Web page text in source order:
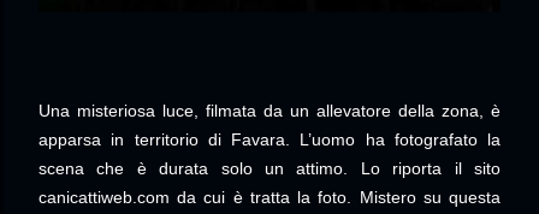
Una misteriosa luce, filmata da un allevatore della zona, è
apparsa in territorio di Favara. L’uomo ha fotografato la
scena che è durata solo un attimo. Lo riporta il sito
canicattiweb.com da cui è tratta la foto. Mistero su questa